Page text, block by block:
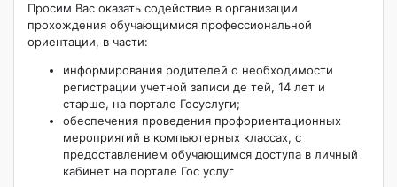
Просим Вас оказать содействие в организации
прохождения обучающимися профессиональной
ориентации, в части:
информирования родителей о необходимости
регистрации учетной записи де­ тей, 14 лет и
старше, на портале Госуслуги;
обеспечения проведения профориентационных
мероприятий в компьютерных классах, с
предоставлением обучающимся доступа в личный
кабинет на портале Гос­ услуг